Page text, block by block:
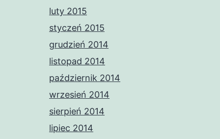
luty 2015
styczeń 2015
grudzień 2014
listopad 2014
październik 2014
wrzesień 2014
sierpień 2014
lipiec 2014